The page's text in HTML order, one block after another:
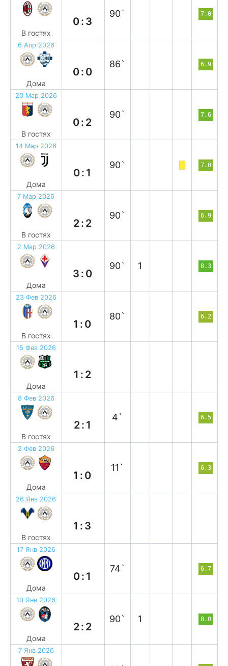
В гостях
0:3
90` 7.0
6 Апр 2026
Дома
0:0
86` 6.9
20 Мар 2026
В гостях
0:2
90` 7.6
14 Мар 2026
Дома
0:1
90` 7.0
7 Мар 2026
В гостях
2:2
90` 6.9
2 Мар 2026
Дома
3:0
90` 1 8.3
23 Фев 2026
В гостях
1:0
80` 6.2
15 Фев 2026
Дома
1:2
8 Фев 2026
В гостях
2:1
4` 6.5
2 Фев 2026
Дома
1:0
11` 6.3
26 Янв 2026
В гостях
1:3
17 Янв 2026
Дома
0:1
74` 6.7
10 Янв 2026
Дома
2:2
90` 1 8.0
7 Янв 2026